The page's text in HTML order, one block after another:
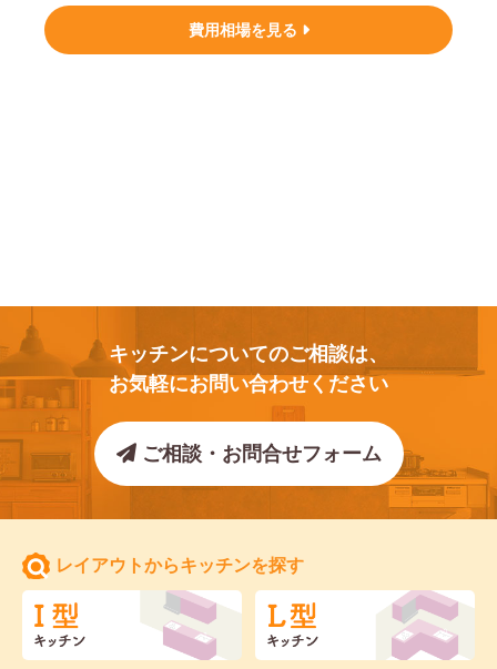
費用相場を見る
キッチンについてのご相談は、
お気軽にお問い合わせください
ご相談・お問合せフォーム
レイアウトからキッチンを探す